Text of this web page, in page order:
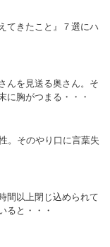
てきたこと』７選にハ
んを見送る奥さん。そ
に胸がつまる・・・
。そのやり口に言葉失
間以上閉じ込められて
ると・・・